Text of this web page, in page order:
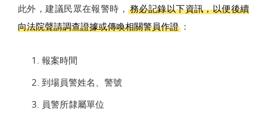
此外，建議民眾在報警時， 務必記錄以下資訊，以便後續
向法院聲請調查證據或傳喚相關警員作證 ：
報案時間
到場員警姓名、警號
員警所隸屬單位